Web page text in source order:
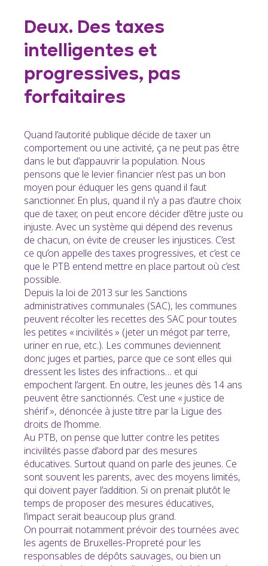
Deux. Des taxes
intelligentes et
progressives, pas
forfaitaires
Quand l’autorité publique décide de taxer un
comportement ou une activité, ça ne peut pas être
dans le but d’appauvrir la population. Nous
pensons que le levier financier n’est pas un bon
moyen pour éduquer les gens quand il faut
sanctionner. En plus, quand il n’y a pas d’autre choix
que de taxer, on peut encore décider d’être juste ou
injuste. Avec un système qui dépend des revenus
de chacun, on évite de creuser les injustices. C’est
ce qu’on appelle des taxes progressives, et c’est ce
que le PTB entend mettre en place partout où c’est
possible.
Depuis la loi de 2013 sur les Sanctions
administratives communales (SAC), les communes
peuvent récolter les recettes des SAC pour toutes
les petites « incivilités » (jeter un mégot par terre,
uriner en rue, etc.). Les communes deviennent
donc juges et parties, parce que ce sont elles qui
dressent les listes des infractions… et qui
empochent l’argent. En outre, les jeunes dès 14 ans
peuvent être sanctionnés. C’est une « justice de
shérif », dénoncée à juste titre par la Ligue des
droits de l’homme.
Au PTB, on pense que lutter contre les petites
incivilités passe d’abord par des mesures
éducatives. Surtout quand on parle des jeunes. Ce
sont souvent les parents, avec des moyens limités,
qui doivent payer l’addition. Si on prenait plutôt le
temps de proposer des mesures éducatives,
l’impact serait beaucoup plus grand.
On pourrait notamment prévoir des tournées avec
les agents de Bruxelles-Propreté pour les
responsables de dépôts sauvages, ou bien un